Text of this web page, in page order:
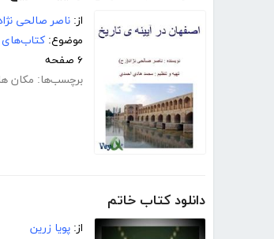
از: ناصر صالحی
موضوع: کتاب‌های
۶ صفحه
برچسب‌ها: مکان
دانلود کتاب خاتم
از: پویا زرین